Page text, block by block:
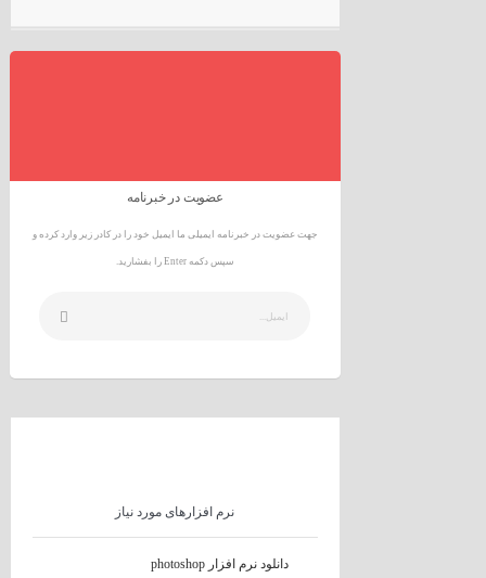
عضویت در خبرنامه
جهت عضویت در خبرنامه ایمیلی ما ایمیل خود را در کادر زیر وارد کرده و
سپس دکمه Enter را بفشارید.
نرم افزارهای مورد نیاز
دانلود نرم افزار photoshop